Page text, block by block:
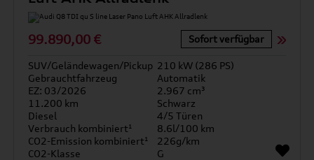
99.890,00 € Sofort verfügbar
SUV/Geländewagen/Pickup 210 kW (286 PS)
Gebrauchtfahrzeug
Automatik
EZ: 03/2026
2.967 cm³
11.200 km
Schwarz
Diesel
4/5 Türen
Verbrauch kombiniert¹
8.6l/100 km
CO2-Emission kombiniert¹
226g/km
CO2-Klasse
G